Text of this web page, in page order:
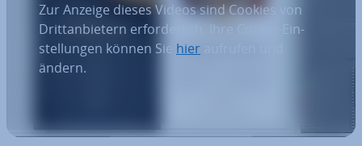
Zur Anzeige dieses Videos sind Cookies von
Dritt­an­bie­tern er­for­der­lich. Ihre Cookie-Ein­
stel­lun­gen können Sie hier
ändern.